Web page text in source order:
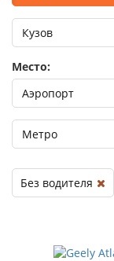
Кузов
Место:
Аэропорт
Метро
Без водителя